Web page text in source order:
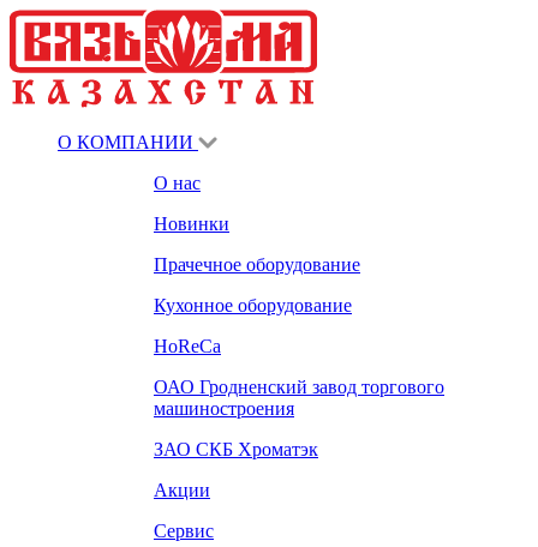
О КОМПАНИИ
О нас
Новинки
Прачечное оборудование
Кухонное оборудование
HoReCa
ОАО Гродненский завод торгового
машиностроения
ЗАО СКБ Хроматэк
Акции
Сервис